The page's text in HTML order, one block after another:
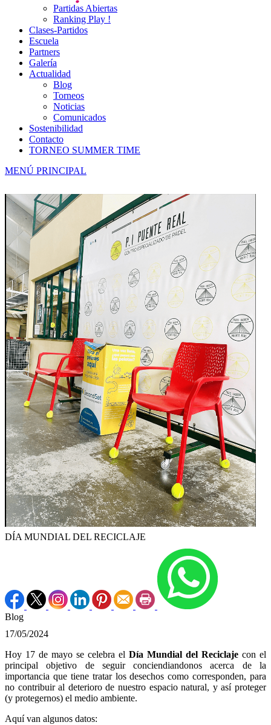
Partidas Abiertas
Ranking Play !
Clases-Partidos
Escuela
Partners
Galería
Actualidad
Blog
Torneos
Noticias
Comunicados
Sostenibilidad
Contacto
TORNEO SUMMER TIME
MENÚ PRINCIPAL
DÍA MUNDIAL DEL RECICLAJE
Blog
17/05/2024
Hoy 17 de mayo se celebra el Día Mundial del Reciclaje con el
principal objetivo de seguir conciendiandonos acerca de la
importancia que tiene tratar los desechos como corresponden, para
no contribuir al deterioro de nuestro espacio natural, y así proteger
(y protegernos) el medio ambiente.
Aquí van algunos datos: